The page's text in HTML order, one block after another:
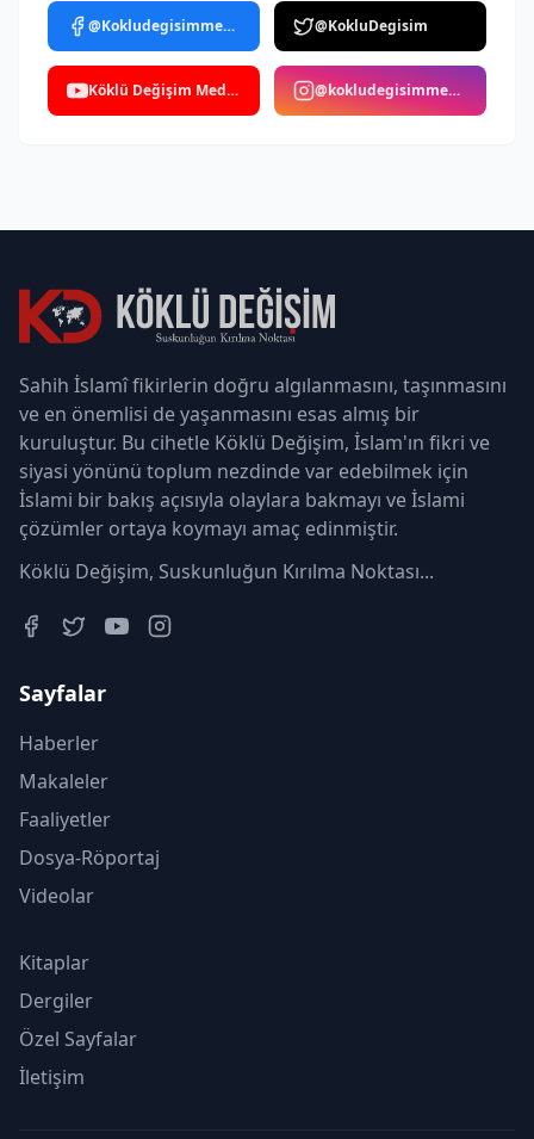
@Kokludegisimmedya @KokluDegisim
Köklü Değişim Medya @kokludegisimmedya
Sahih İslamî fikirlerin doğru algılanmasını, taşınmasını
ve en önemlisi de yaşanmasını esas almış bir
kuruluştur. Bu cihetle Köklü Değişim, İslam'ın fikri ve
siyasi yönünü toplum nezdinde var edebilmek için
İslami bir bakış açısıyla olaylara bakmayı ve İslami
çözümler ortaya koymayı amaç edinmiştir.
Köklü Değişim, Suskunluğun Kırılma Noktası...
Sayfalar
Haberler
Makaleler
Faaliyetler
Dosya-Röportaj
Videolar
Kitaplar
Dergiler
Özel Sayfalar
İletişim